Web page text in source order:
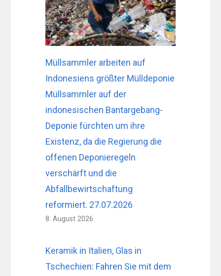
Müllsammler arbeiten auf
Indonesiens größter Mülldeponie
Müllsammler auf der
indonesischen Bantargebang-
Deponie fürchten um ihre
Existenz, da die Regierung die
offenen Deponieregeln
verschärft und die
Abfallbewirtschaftung
reformiert. 27.07.2026
8. August 2026
Keramik in Italien, Glas in
Tschechien: Fahren Sie mit dem